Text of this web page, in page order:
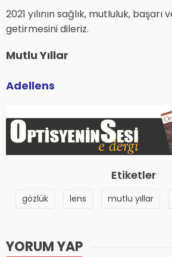
2021 yılının sağlık, mutluluk, başarı
getirmesini dileriz.
Mutlu Yıllar
Adellens
Etiketler
gözlük lens mutlu yıllar
YORUM YAP